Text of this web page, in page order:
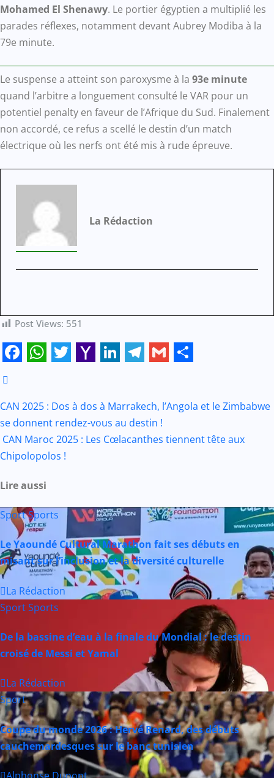
Mohamed El Shenawy. Le portier égyptien a multiplié les
parades réflexes, notamment devant Aubrey Modiba à la
79e minute.
Le suspense a atteint son paroxysme à la 93e minute
quand l’arbitre a longuement consulté le VAR pour un
potentiel penalty en faveur de l’Afrique du Sud. Finalement
non accordé, ce refus a scellé le destin d’un match
électrique où les nerfs ont été mis à rude épreuve.
La Rédaction
Post Views: 551
Facebook
Navigation
de
l’article
CAN 2025 : Dos à dos à Marrakech, l’Angola et le Zimbabwe
se donnent rendez-vous au destin !
CAN Maroc 2025 : Les Cœlacanthes tiennent tête aux
Chipolopolos !
Lire aussi
SportSports
Le Yaoundé Cultural Marathon fait ses débuts en
misant sur l’inclusion et la diversité culturelle
La Rédaction
SportSports
De la bassine d’eau à la finale du Mondial : le destin
croisé de Messi et Yamal
La Rédaction
Sport
Coupe du monde 2026 : Hervé Renard, des débuts
cauchemardesques sur le banc tunisien